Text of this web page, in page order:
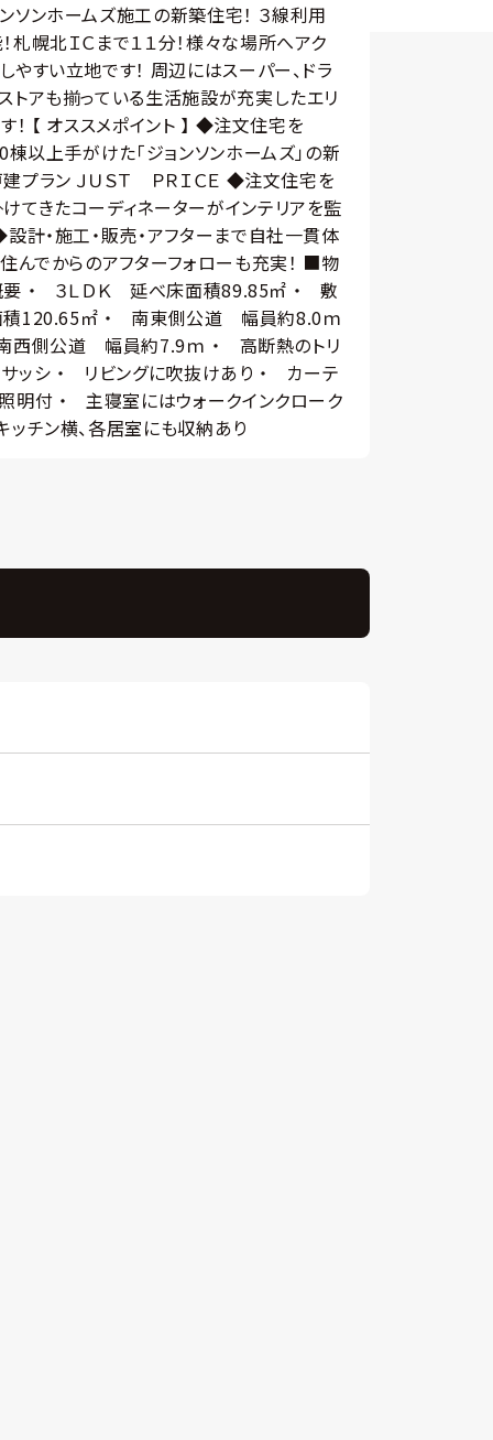
ソンホームズ施工の新築住宅！ ３線利用
札幌北ＩＣまで１１分！様々な場所へアク
やすい立地です！ 周辺にはスーパー、ドラ
トアも揃っている生活施設が充実したエリ
！ 【 オススメポイント 】 ◆注文住宅を
以上手がけた「ジョンソンホームズ」の新
プラン ＪＵＳＴ ＰＲＩＣＥ ◆注文住宅を
てきたコーディネーターがインテリアを監
計・施工・販売・アフターまで自社一貫体
住んでからのアフターフォローも充実！ ■物
・ ３ＬＤＫ 延べ床面積89.85㎡ ・ 敷
積120.65㎡ ・ 南東側公道 幅員約8.0ｍ
西側公道 幅員約7.9ｍ ・ 高断熱のトリ
ッシ ・ リビングに吹抜けあり ・ カーテ
明付 ・ 主寝室にはウォークインクローク
ッチン横、各居室にも収納あり